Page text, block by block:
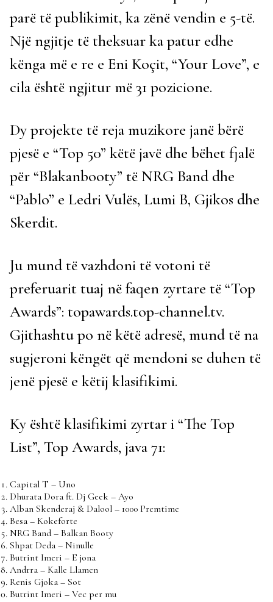
parë të publikimit, ka zënë vendin e 5-të.
Një ngjitje të theksuar ka patur edhe
kënga më e re e Eni Koçit, “Your Love”, e
cila është ngjitur më 31 pozicione.
Dy projekte të reja muzikore janë bërë
pjesë e “Top 50” këtë javë dhe bëhet fjalë
për “Blakanbooty” të NRG Band dhe
“Pablo” e Ledri Vulës, Lumi B, Gjikos dhe
Skerdit.
Ju mund të vazhdoni të votoni të
preferuarit tuaj në faqen zyrtare të “Top
Awards”: topawards.top-channel.tv.
Gjithashtu po në këtë adresë, mund të na
sugjeroni këngët që mendoni se duhen të
jenë pjesë e këtij klasifikimi.
Ky është klasifikimi zyrtar i “The Top
List”, Top Awards, java 71:
Capital T – Uno
Dhurata Dora ft. Dj Geek – Ayo
Alban Skenderaj & Dalool – 1000 Premtime
Besa – Kokeforte
NRG Band – Balkan Booty
Shpat Deda – Ninulle
Butrint Imeri – E jona
Andrra – Kalle Llamen
Renis Gjoka – Sot
Butrint Imeri – Vec per mu